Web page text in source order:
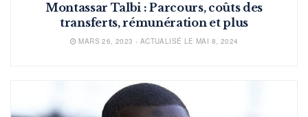
Montassar Talbi : Parcours, coûts des
transferts, rémunération et plus
MARS 26, 2023 - ACTUALISÉ LE MAI 8, 2024